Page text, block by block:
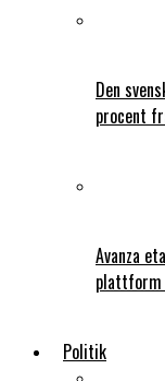
Den
procent
Avanza
plattform
Politik